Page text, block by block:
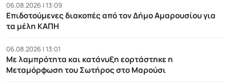
06.08.2026 | 13:09
Επιδοτούμενες διακοπές από τον Δήμο Αμαρουσίου για
τα μέλη ΚΑΠΗ
06.08.2026 | 13:01
Με λαμπρότητα και κατάνυξη εορτάστηκε η
Μεταμόρφωση του Σωτήρος στο Μαρούσι